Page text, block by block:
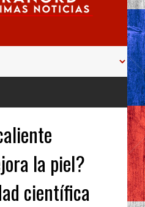
la piel?
científica